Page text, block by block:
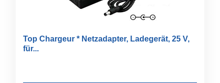
Top Chargeur * Netzadapter, Ladegerät, 25 V,
für...